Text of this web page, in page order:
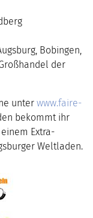
Bobingen,
der
unter www.faire-
bekommt ihr
Extra-
Weltladen.